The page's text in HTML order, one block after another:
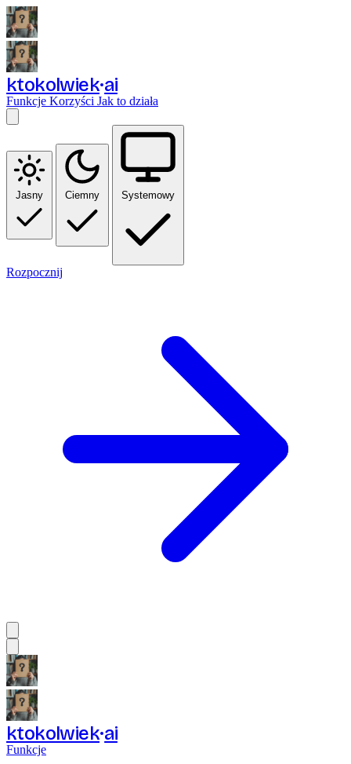
ktokolwiek ai
Funkcje Korzyści Jak to działa
Jasny Ciemny Systemowy
Rozpocznij
ktokolwiek ai
Funkcje